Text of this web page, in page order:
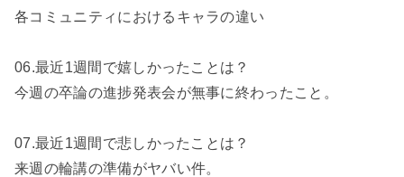
各コミュニティにおけるキャラの違い
06.最近1週間で嬉しかったことは？
今週の卒論の進捗発表会が無事に終わったこと。
07.最近1週間で悲しかったことは？
来週の輪講の準備がヤバい件。